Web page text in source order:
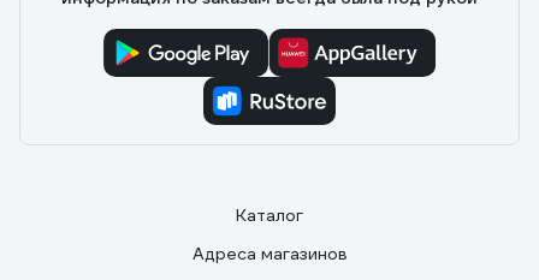
Каталог
Адреса магазинов